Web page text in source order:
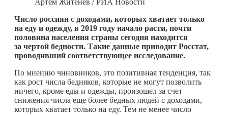
Число россиян с доходами, которых хватает только
на еду и одежду, в 2019 году начало расти, почти
половина населения страны сегодня находится
за чертой бедности. Такие данные приводит Росстат,
проводивший соответствующее исследование.
По мнению чиновников, это позитивная тенденция, так
как рост числа бедняков, которые не могут позволить
ничего, кроме еды и одежды, произошел за счет
снижения числа еще более бедных людей с доходами,
которых хватает только на еду. Тем не менее число